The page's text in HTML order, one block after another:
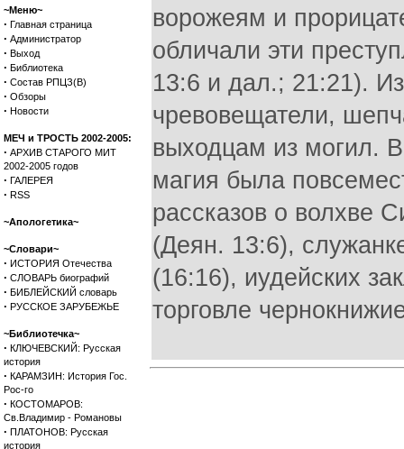
~Меню~
· Главная страница
· Администратор
· Выход
· Библиотека
· Состав РПЦЗ(В)
· Обзоры
· Новости
МЕЧ и ТРОСТЬ 2002-2005:
· АРХИВ СТАРОГО МИТ
2002-2005 годов
· ГАЛЕРЕЯ
· RSS
~Апологетика~
~Словари~
· ИСТОРИЯ Отечества
· СЛОВАРЬ биографий
· БИБЛЕЙСКИЙ словарь
· РУССКОЕ ЗАРУБЕЖЬЕ
~Библиотечка~
· КЛЮЧЕВСКИЙ: Русская
история
· КАРАМЗИН: История Гос.
Рос-го
· КОСТОМАРОВ:
Св.Владимир - Романовы
· ПЛАТОНОВ: Русская
история
ворожеям и
обличали эти
13:6 и дал.; 21:21).
чревовещатели,
выходцам из могил.
магия была
рассказов о волхве
(Деян. 13:6),
(16:16), иудейских
торговле